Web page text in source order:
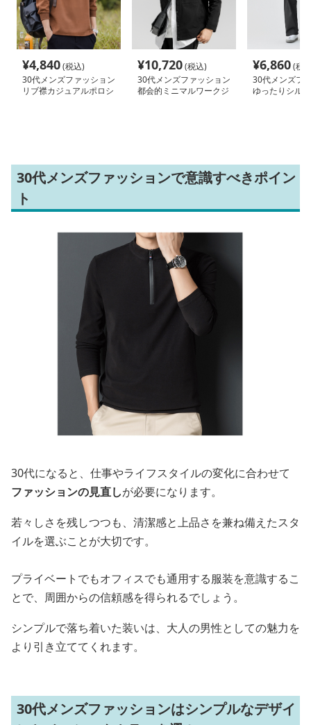
¥4,840(税込)
30代メンズファッション
リブ襟カジュアルポロシ
¥10,720(税込)
30代メンズファッション
都会的ミニマルワークジ
¥6,860(税
30代メンズフ
ゆったりシル
30代メンズファッションで意識すべきポイン
ト
30代になると、仕事やライフスタイルの変化に合わせて
ファッションの見直しが必要になります。
若々しさを残しつつも、清潔感と上品さを兼ね備えたスタ
イルを選ぶことが大切です。
プライベートでもオフィスでも通用する服装を意識するこ
とで、周囲からの信頼感を得られるでしょう。
シンプルで落ち着いた装いは、大人の男性としての魅力を
より引き立ててくれます。
30代メンズファッションはシンプルなデザイ